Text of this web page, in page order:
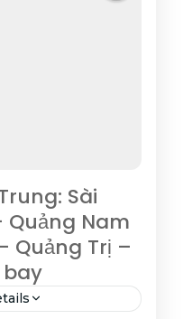
Sài
Nam
Quảng Trị –
bay